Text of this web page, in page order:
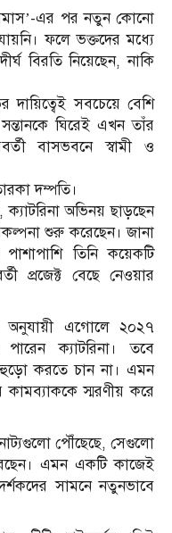
এর পর নতুন কোনো
ফলে ভক্তদের মধ্যে
বিরতি নিয়েছেন, নাকি
দায়িত্বেই সবচেয়ে বেশি
ঘিরেই এখন তাঁর
বাসভবনে স্বামী ও
দম্পতি।
অভিনয় ছাড়ছেন
শুরু করেছেন। জানা
তিনি কয়েকটি
প্রজেক্ট বেছে নেওয়ার
অনুযায়ী এগোলে ২০২৭
পারেন ক্যাটরিনা। তবে
করতে চান না। এমন
স্মরণীয় করে
পৌঁছেছে, সেগুলো
এমন একটি কাজেই
সামনে নতুনভাবে